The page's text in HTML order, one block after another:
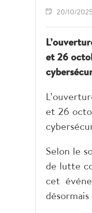
20/10/2025
et 26
et 26
Selon le
de lutte
cet